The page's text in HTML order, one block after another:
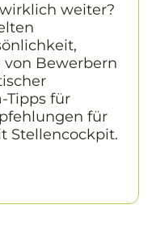
weiter?
Bewerbern
Tipps für
für
Stellencockpit.